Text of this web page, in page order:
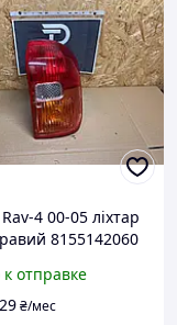
4 00-05 ліхтар
8155142060
к отправке
₴/мес